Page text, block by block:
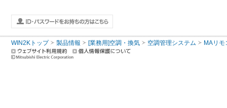
WIN2Kトップ 製品情報 [業務用]空調・換気 空調管理システム MAリモ